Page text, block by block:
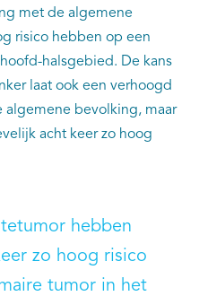
met de algemene
risico hebben op een
halsgebied. De kans
laat ook een verhoogd
algemene bevolking, maar
acht keer zo hoog
hebben
zo hoog risico
tumor in het